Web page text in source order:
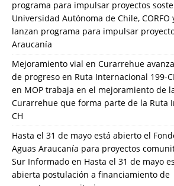
programa para impulsar proyectos
Universidad Autónoma de Chile, CORFO
lanzan programa para impulsar
Araucanía
Mejoramiento vial en Curarrehue
de progreso en Ruta Internacional 199-
en MOP trabaja en el mejoramiento de
Curarrehue que forma parte de la Ruta
CH
Hasta el 31 de mayo está abierto el
Aguas Araucanía para proyectos
Sur Informado en Hasta el 31 de mayo
abierta postulación a financiamiento de